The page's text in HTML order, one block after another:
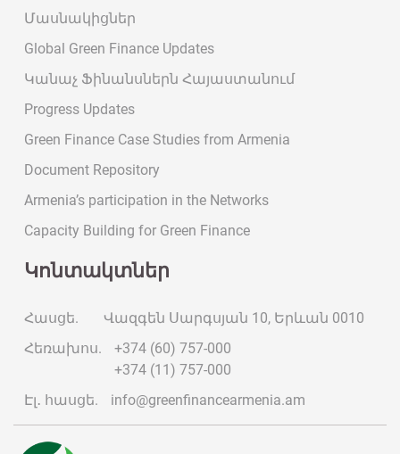
Մասնակիցներ
Global Green Finance Updates
Կանաչ Ֆինանսներն Հայաստանում
Progress Updates
Green Finance Case Studies from Armenia
Document Repository
Armenia’s participation in the Networks
Capacity Building for Green Finance
Կոնտակտներ
Հասցե.
Վազգեն Սարգսյան 10, Երևան 0010
Հեռախոս.
+374 (60) 757-000
+374 (11) 757-000
Էլ․ հասցե.
info@greenfinancearmenia.am